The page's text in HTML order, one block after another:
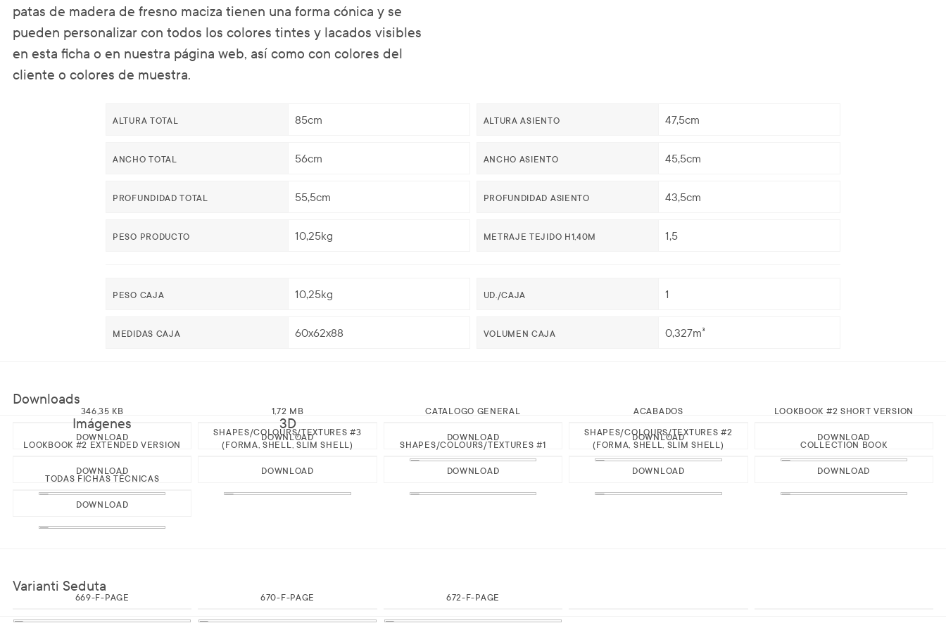
patas de madera de fresno maciza tienen una forma cónica y se
pueden personalizar con todos los colores tintes y lacados visibles
en esta ficha o en nuestra página web, así como con colores del
cliente o colores de muestra.
ALTURA TOTAL 85cm ALTURA ASIENTO 47,5cm
ANCHO TOTAL 56cm ANCHO ASIENTO 45,5cm
PROFUNDIDAD TOTAL 55,5cm PROFUNDIDAD ASIENTO 43,5cm
PESO PRODUCTO 10,25kg METRAJE TEJIDO H1,40M 1,5
PESO CAJA 10,25kg UD./CAJA 1
MEDIDAS CAJA 60x62x88 VOLUMEN CAJA 0,327m³
Downloads
Imágenes
346,35 KB
DOWNLOAD
3D
1,72 MB
DOWNLOAD
CATALOGO GENERAL
DOWNLOAD
ACABADOS
DOWNLOAD
LOOKBOOK #2 SHORT VERSION
DOWNLOAD
LOOKBOOK #2 EXTENDED VERSION
DOWNLOAD
SHAPES/COLOURS/TEXTURES #3
(FORMA, SHELL, SLIM SHELL)
DOWNLOAD
SHAPES/COLOURS/TEXTURES #1
DOWNLOAD
SHAPES/COLOURS/TEXTURES #2
(FORMA, SHELL, SLIM SHELL)
DOWNLOAD
COLLECTION BOOK
DOWNLOAD
TODAS FICHAS TÉCNICAS
DOWNLOAD
Varianti Seduta
669-F-PAGE 670-F-PAGE 672-F-PAGE